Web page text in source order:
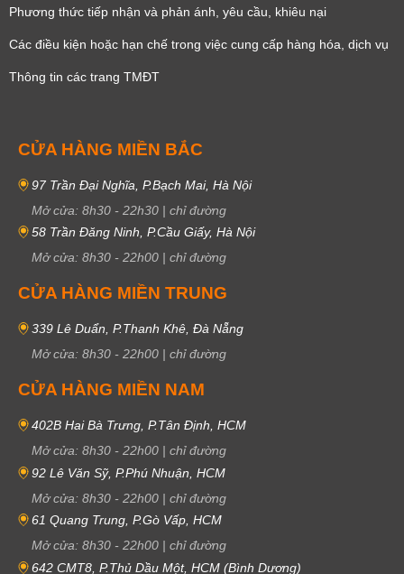
Phương thức tiếp nhận và phản ánh, yêu cầu, khiêu nại
Các điều kiện hoặc hạn chế trong việc cung cấp hàng hóa, dịch vụ
Thông tin các trang TMĐT
CỬA HÀNG MIỀN BẮC
97 Trần Đại Nghĩa, P.Bạch Mai, Hà Nội
Mở cửa: 8h30 - 22h30 | chỉ đường
58 Trần Đăng Ninh, P.Cầu Giấy, Hà Nội
Mở cửa: 8h30 - 22h00 | chỉ đường
CỬA HÀNG MIỀN TRUNG
339 Lê Duẩn, P.Thanh Khê, Đà Nẵng
Mở cửa: 8h30 - 22h00 | chỉ đường
CỬA HÀNG MIỀN NAM
402B Hai Bà Trưng, P.Tân Định, HCM
Mở cửa: 8h30 - 22h00 | chỉ đường
92 Lê Văn Sỹ, P.Phú Nhuận, HCM
Mở cửa: 8h30 - 22h00 | chỉ đường
61 Quang Trung, P.Gò Vấp, HCM
Mở cửa: 8h30 - 22h00 | chỉ đường
642 CMT8, P.Thủ Dầu Một, HCM (Bình Dương)